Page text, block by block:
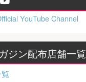
YouTube Channel
ジン配布店舗一覧